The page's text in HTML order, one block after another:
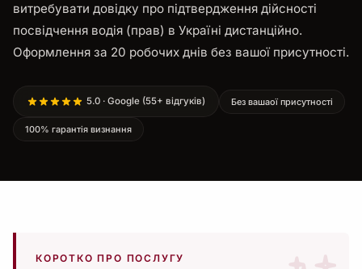
витребувати довідку про підтвердження дійсності
посвідчення водія (прав) в Україні дистанційно.
Оформлення за 20 робочих днів без вашої присутності.
5.0 · Google (55+ відгуків) Без вашаої присутності
100% гарантія визнання
КОРОТКО ПРО ПОСЛУГУ